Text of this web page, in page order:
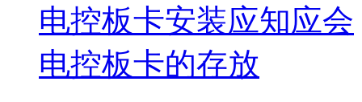
电控板卡安装应知应会
电控板卡的存放